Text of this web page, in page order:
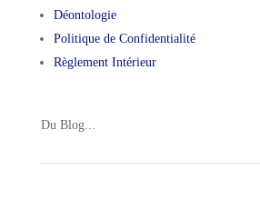
Déontologie
Politique de Confidentialité
Règlement Intérieur
Du Blog...